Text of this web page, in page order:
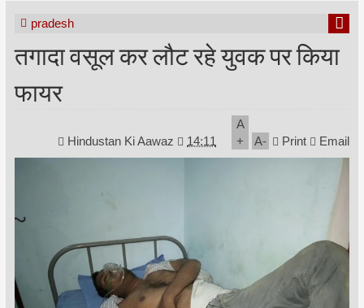
pradesh
तगादा वसूल कर लौट रहे युवक पर किया
फायर
Hindustan Ki Aawaz 14:11
A
+
A- Print Email